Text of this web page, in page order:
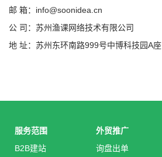
邮 箱：info@soonidea.cn
公 司：苏州渔课网络技术有限公司
地 址：苏州东环南路999号中博科技园A座
服务范围
B2B建站
外贸推广
询盘出单